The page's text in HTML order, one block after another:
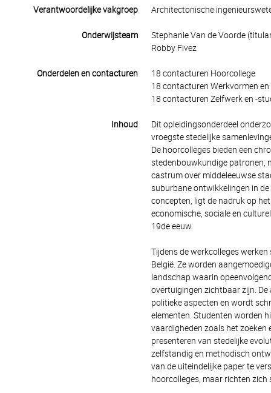
Verantwoordelijke vakgroep Architectonische
Onderwijsteam
Stephanie Van de Voorde
Robby Fivez
Onderdelen en contacturen
18 contacturen Hoorcollege
18 contacturen Werkvormen en
18 contacturen Zelfwerk en -
Inhoud
Dit opleidingsonderdeel
vroegste stedelijke
De hoorcolleges bieden een
stedenbouwkundige patronen,
castrum over middeleeuwse
suburbane ontwikkelingen in
concepten, ligt de nadruk op
economische, sociale en
19de eeuw.
Tijdens de werkcolleges
België. Ze worden
landschap waarin
overtuigingen zichtbaar zijn.
politieke aspecten en wordt
elementen. Studenten worden
vaardigheden zoals het zoeken
presenteren van stedelijke
zelfstandig en methodisch
van de uiteindelijke paper te
hoorcolleges, maar richten